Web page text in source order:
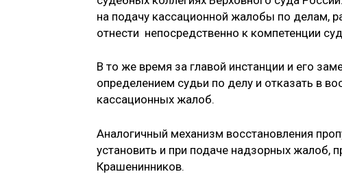
на подачу кассационной жалобы по делам,
отнести непосредственно к компетенции
В то же время за главой инстанции и его
определением судьи по делу и отказать в
кассационных жалоб.
Аналогичный механизм восстановления
установить и при подаче надзорных жалоб,
Крашенинников.